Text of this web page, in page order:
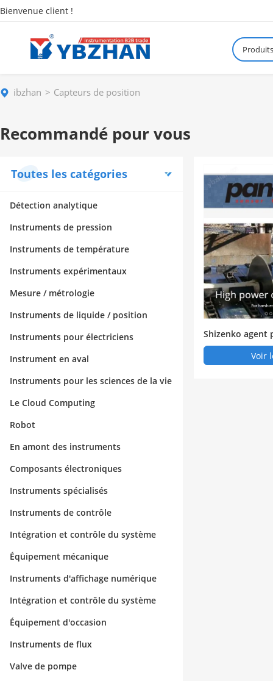
Bienvenue client !
Produits
ibzhan Capteurs de position
Recommandé pour vous
Toutes les catégories
Détection analytique
Instruments de pression
Instruments de température
Instruments expérimentaux
Mesure / métrologie
Instruments de liquide / position
Instruments pour électriciens
Instrument en aval
Instruments pour les sciences de la vie
Le Cloud Computing
Robot
En amont des instruments
Composants électroniques
Instruments spécialisés
Instruments de contrôle
Intégration et contrôle du système
Équipement mécanique
Instruments d'affichage numérique
Intégration et contrôle du système
Équipement d'occasion
Instruments de flux
Valve de pompe
Shizenko agent
sters,
Voir